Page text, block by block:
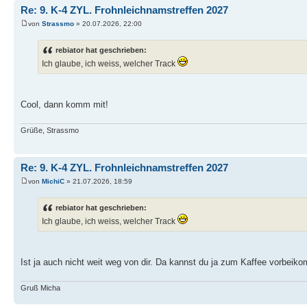
Re: 9. K-4 ZYL. Frohnleichnamstreffen 2027
von Strassmo » 20.07.2026, 22:00
rebiator hat geschrieben:
Ich glaube, ich weiss, welcher Track
Cool, dann komm mit!
Grüße, Strassmo
Re: 9. K-4 ZYL. Frohnleichnamstreffen 2027
von MichiC » 21.07.2026, 18:59
rebiator hat geschrieben:
Ich glaube, ich weiss, welcher Track
Ist ja auch nicht weit weg von dir. Da kannst du ja zum Kaffee
Gruß Micha